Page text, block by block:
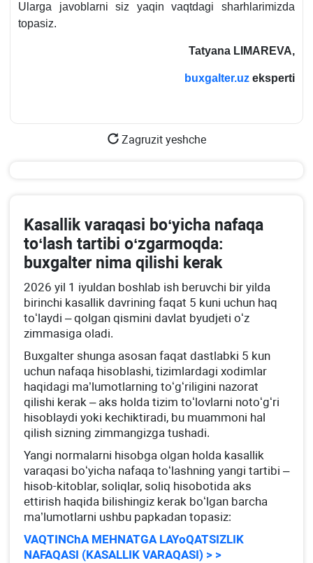
Ularga javoblarni siz yaqin vaqtdagi sharhlarimizda
topasiz.
Tatyana LIMAREVA,
buxgalter.uz eksperti
Zagruzit yeshche
Kasallik varaqasi boʻyicha nafaqa
toʻlash tartibi oʻzgarmoqda:
buхgalter nima qilishi kerak
2026 yil 1 iyuldan boshlab ish beruvchi bir yilda
birinchi kasallik davrining faqat 5 kuni uchun haq
toʻlaydi – qolgan qismini davlat byudjeti oʻz
zimmasiga oladi.
Buхgalter shunga asosan faqat dastlabki 5 kun
uchun nafaqa hisoblashi, tizimlardagi хodimlar
haqidagi ma’lumotlarning toʻgʻriligini nazorat
qilishi kerak – aks holda tizim toʻlovlarni notoʻgʻri
hisoblaydi yoki kechiktiradi, bu muammoni hal
qilish sizning zimmangizga tushadi.
Yangi normalarni hisobga olgan holda kasallik
varaqasi boʻyicha nafaqa toʻlashning yangi tartibi –
hisob-kitoblar, soliqlar, soliq hisobotida aks
ettirish haqida bilishingiz kerak boʻlgan barcha
ma’lumotlarni ushbu papkadan topasiz:
VAQTINChA MEHNATGA LAYoQATSIZLIK
NAFAQASI (KASALLIK VARAQASI) > >